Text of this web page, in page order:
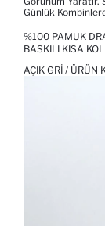
Günlük
%100 PAMUK
BASKILI KISA
AÇIK GRI / ÜRÜN